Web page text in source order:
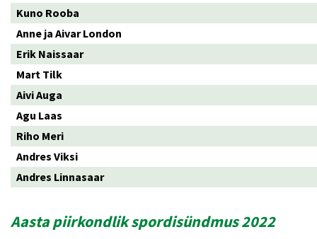
Kuno Rooba
Anne ja Aivar London
Erik Naissaar
Mart Tilk
Aivi Auga
Agu Laas
Riho Meri
Andres Viksi
Andres Linnasaar
Aasta piirkondlik spordisündmus 2022